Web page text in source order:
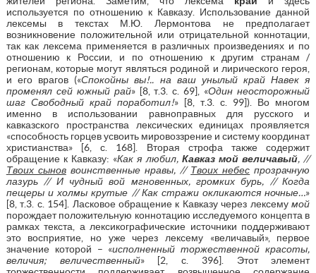
используется по отношению к Кавказу. Использование данной
лексемы в текстах М.Ю. Лермонтова не предполагает
возникновение положительной или отрицательной коннотации,
так как лексема применяется в различных произведениях и по
отношению к России, и по отношению к другим странам /
регионам, которые могут являться родиной и лирического героя,
и его врагов («Спокойны вы!.. на ваш унылый край Навек я
променял сей южный рай» [8, т.3. с. 69], «Один неосторожный
шаг Свободный край поработил!» [8, т.3. с. 99]). Во многом
именно в использовании равноправных для русского и
кавказского пространства лексических единицах проявляется
«способность горцев усвоить мировоззрение и систему координат
христианства» [6, с. 168]. Вторая строфа также содержит
обращение к Кавказу: «Как я любил, Кавказ мой величавый, //
Твоих сыноввоинственные нравы, // Твоих небес прозрачную
лазурь // И чудный вой мгновенных, громких бурь, // Когда
пещеры и холмы крутые // Как стражи окликаются ночные…»
[8, т.3. с. 154]. Ласковое обращение к Кавказу через лексемумой
порождает положительную коннотацию исследуемого концепта в
рамках текста, а лексикографические источники поддерживают
это восприятие, но уже через лексему «величавый», первое
значение которой – «исполненный торжественной красоты,
величия; величественный» [2, с. 396]. Этот элемент